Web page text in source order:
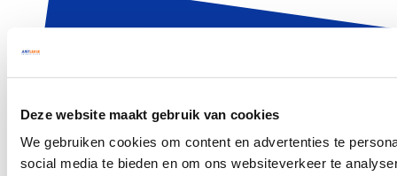
Deze website maakt gebruik van cookies
We gebruiken cookies om content en advertenties te
social media te bieden en om ons websiteverkeer te
Occasions
Zelf samenstellen
Elektrisch en Hybride